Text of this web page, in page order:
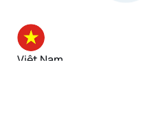
Việt Nam